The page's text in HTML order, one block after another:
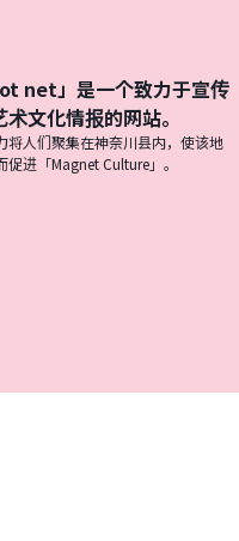
net」是一个致力于宣传
文化情报的网站。
将人们聚集在神奈川县内，使该地
进「Magnet Culture」。